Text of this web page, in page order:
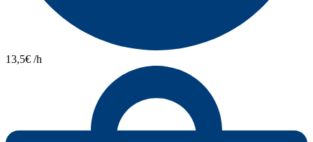
13,5€ /h